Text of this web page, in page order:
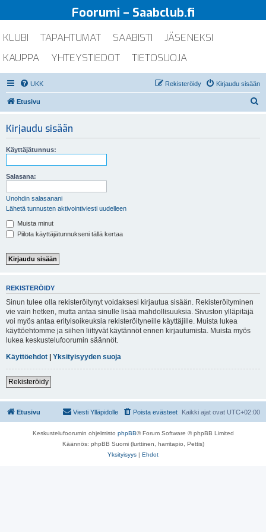
Foorumi – Saabclub.fi
KLUBI TAPAHTUMAT SAABISTI
JÄSENEKSI
KAUPPA
YHTEYSTIEDOT TIETOSUOJA
UKK Kirjaudu sisään
Rekisteröidy
Etusivu
Kirjaudu sisään
Käyttäjätunnus:
Salasana:
Unohdin salasanani
Lähetä tunnusten aktivointiviesti uudelleen
Muista minut
Piilota käyttäjätunnukseni tällä kertaa
REKISTERÖIDY
Sinun tulee olla rekisteröitynyt voidaksesi kirjautua sisään. Rekisteröityminen
vie vain hetken, mutta antaa sinulle lisää mahdollisuuksia. Sivuston ylläpitäjä
voi myös antaa erityisoikeuksia rekisteröityneille käyttäjille. Muista lukea
käyttöehtomme ja siihen liittyvät käytännöt ennen kirjautumista. Muista myös
lukea keskustelufoorumin säännöt.
Käyttöehdot | Yksityisyyden suoja
Rekisteröidy
Etusivu Kaikki ajat ovat UTC+02:00
Poista evästeet
Viesti Ylläpidolle
Keskustelufoorumin ohjelmisto phpBB® Forum Software © phpBB Limited
Käännös: phpBB Suomi (lurttinen, harritapio, Pettis)
Yksityisyys | Ehdot